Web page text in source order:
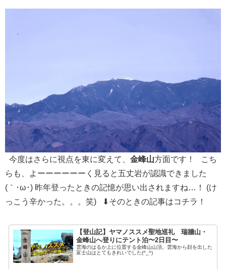
今度はさらに視点を東に変えて、 金峰山方面です！ こち
らも、よーーーーーーく見ると五丈岩が認識できました
(｀･ω･) 昨年登ったときの記憶が思い出されますね…！ (け
っこう辛かった。。。笑) ⬇︎そのときの記事はコチラ！
【登山記】ヤマノススメ聖地巡礼 瑞牆山・
金峰山へ登りにテント泊〜2日目〜
雲海のはるか上に位置する金峰山山頂。雲海から顔を出した
富士山はとてもきれいでした(^_^)